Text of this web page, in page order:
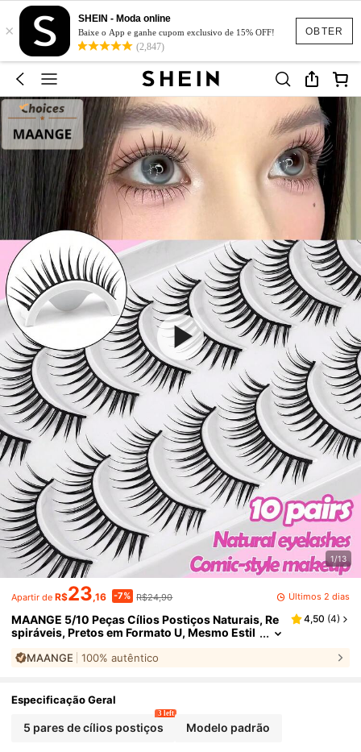
OBTER
×
SHEIN - Moda online
Baixe o App e ganhe cupom exclusivo de 15% OFF!
(2,847)
1/13
Apartir de R$23,16 -7% R$24,90 Últimos 2 dias
MAANGE 5/10 Peças Cílios Postiços Naturais, Re
spiráveis, Pretos em Formato U, Mesmo Estil
iços Naturais Curtos, Cílios Postiços Finos de 11
4,50 (4)
MAANGE 100% autêntico
Especificação Geral
5 pares de cílios postiços
3 left
Modelo padrão